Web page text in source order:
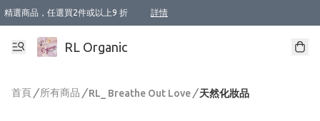
精選商品，任選買2件或以上9 折 詳情
XI周年優惠【新品自由選2件88折/3件85折】
XI周年優惠【Chakra 脈輪平衡自由選2件9折/3件85折/5件8折】
Florame 肌底自由選 2支9折 3支85折
XI周年優惠【蟲蟲退散 · 防衛結界﹞系列2件9折】
Sunki 任選2件95折
BIOFFICINA TOSCANA 任選2支9折 3支85折
Lamav 任選1件9折 2件85折
Mukti Organics 指定產品任選1件9折, 2件88折 3件85折
Intelligent Nutrients Skincare 任選2件9折
deodorant 任選2件88折
化妝品 任選2件95折
XI周年優惠【身心靈單品 任選2件9折/3件85折/5件8折】
XI周年優惠 【精油/香水 任選2件9折/3件85折/5件8折】
XI周年優惠【「關節到肌膚」全效養護 BODY OIL 組2件88折/3件85折】
XI周年優惠【夏日有機物理防曬套裝2件88折】
XI周年優惠【夏日潔面隨意選2件88折/3件85折】
XI周年優惠【逆齡奇蹟抗氧 11 自由選2件88折/3件85折/4件或以上8折】
新會員首次購物即享全單 95 折優惠！
成為VIP / VVIP 可享有生日月現金扣減獎賞優惠 !! 記得去賬户資料填上生日日期啦 !
選用順豐速運，滿$500 免運費
本地速遞 京東 送住宅/ 工商地址 $400 免運費
澳門訂單選用順豐速運，滿$800 免運費
RL Organic
首頁 / 所有商品 / RL_ Breathe Out Love / 天然化妝品